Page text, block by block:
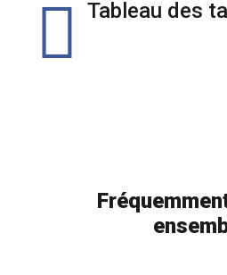
Tableau des